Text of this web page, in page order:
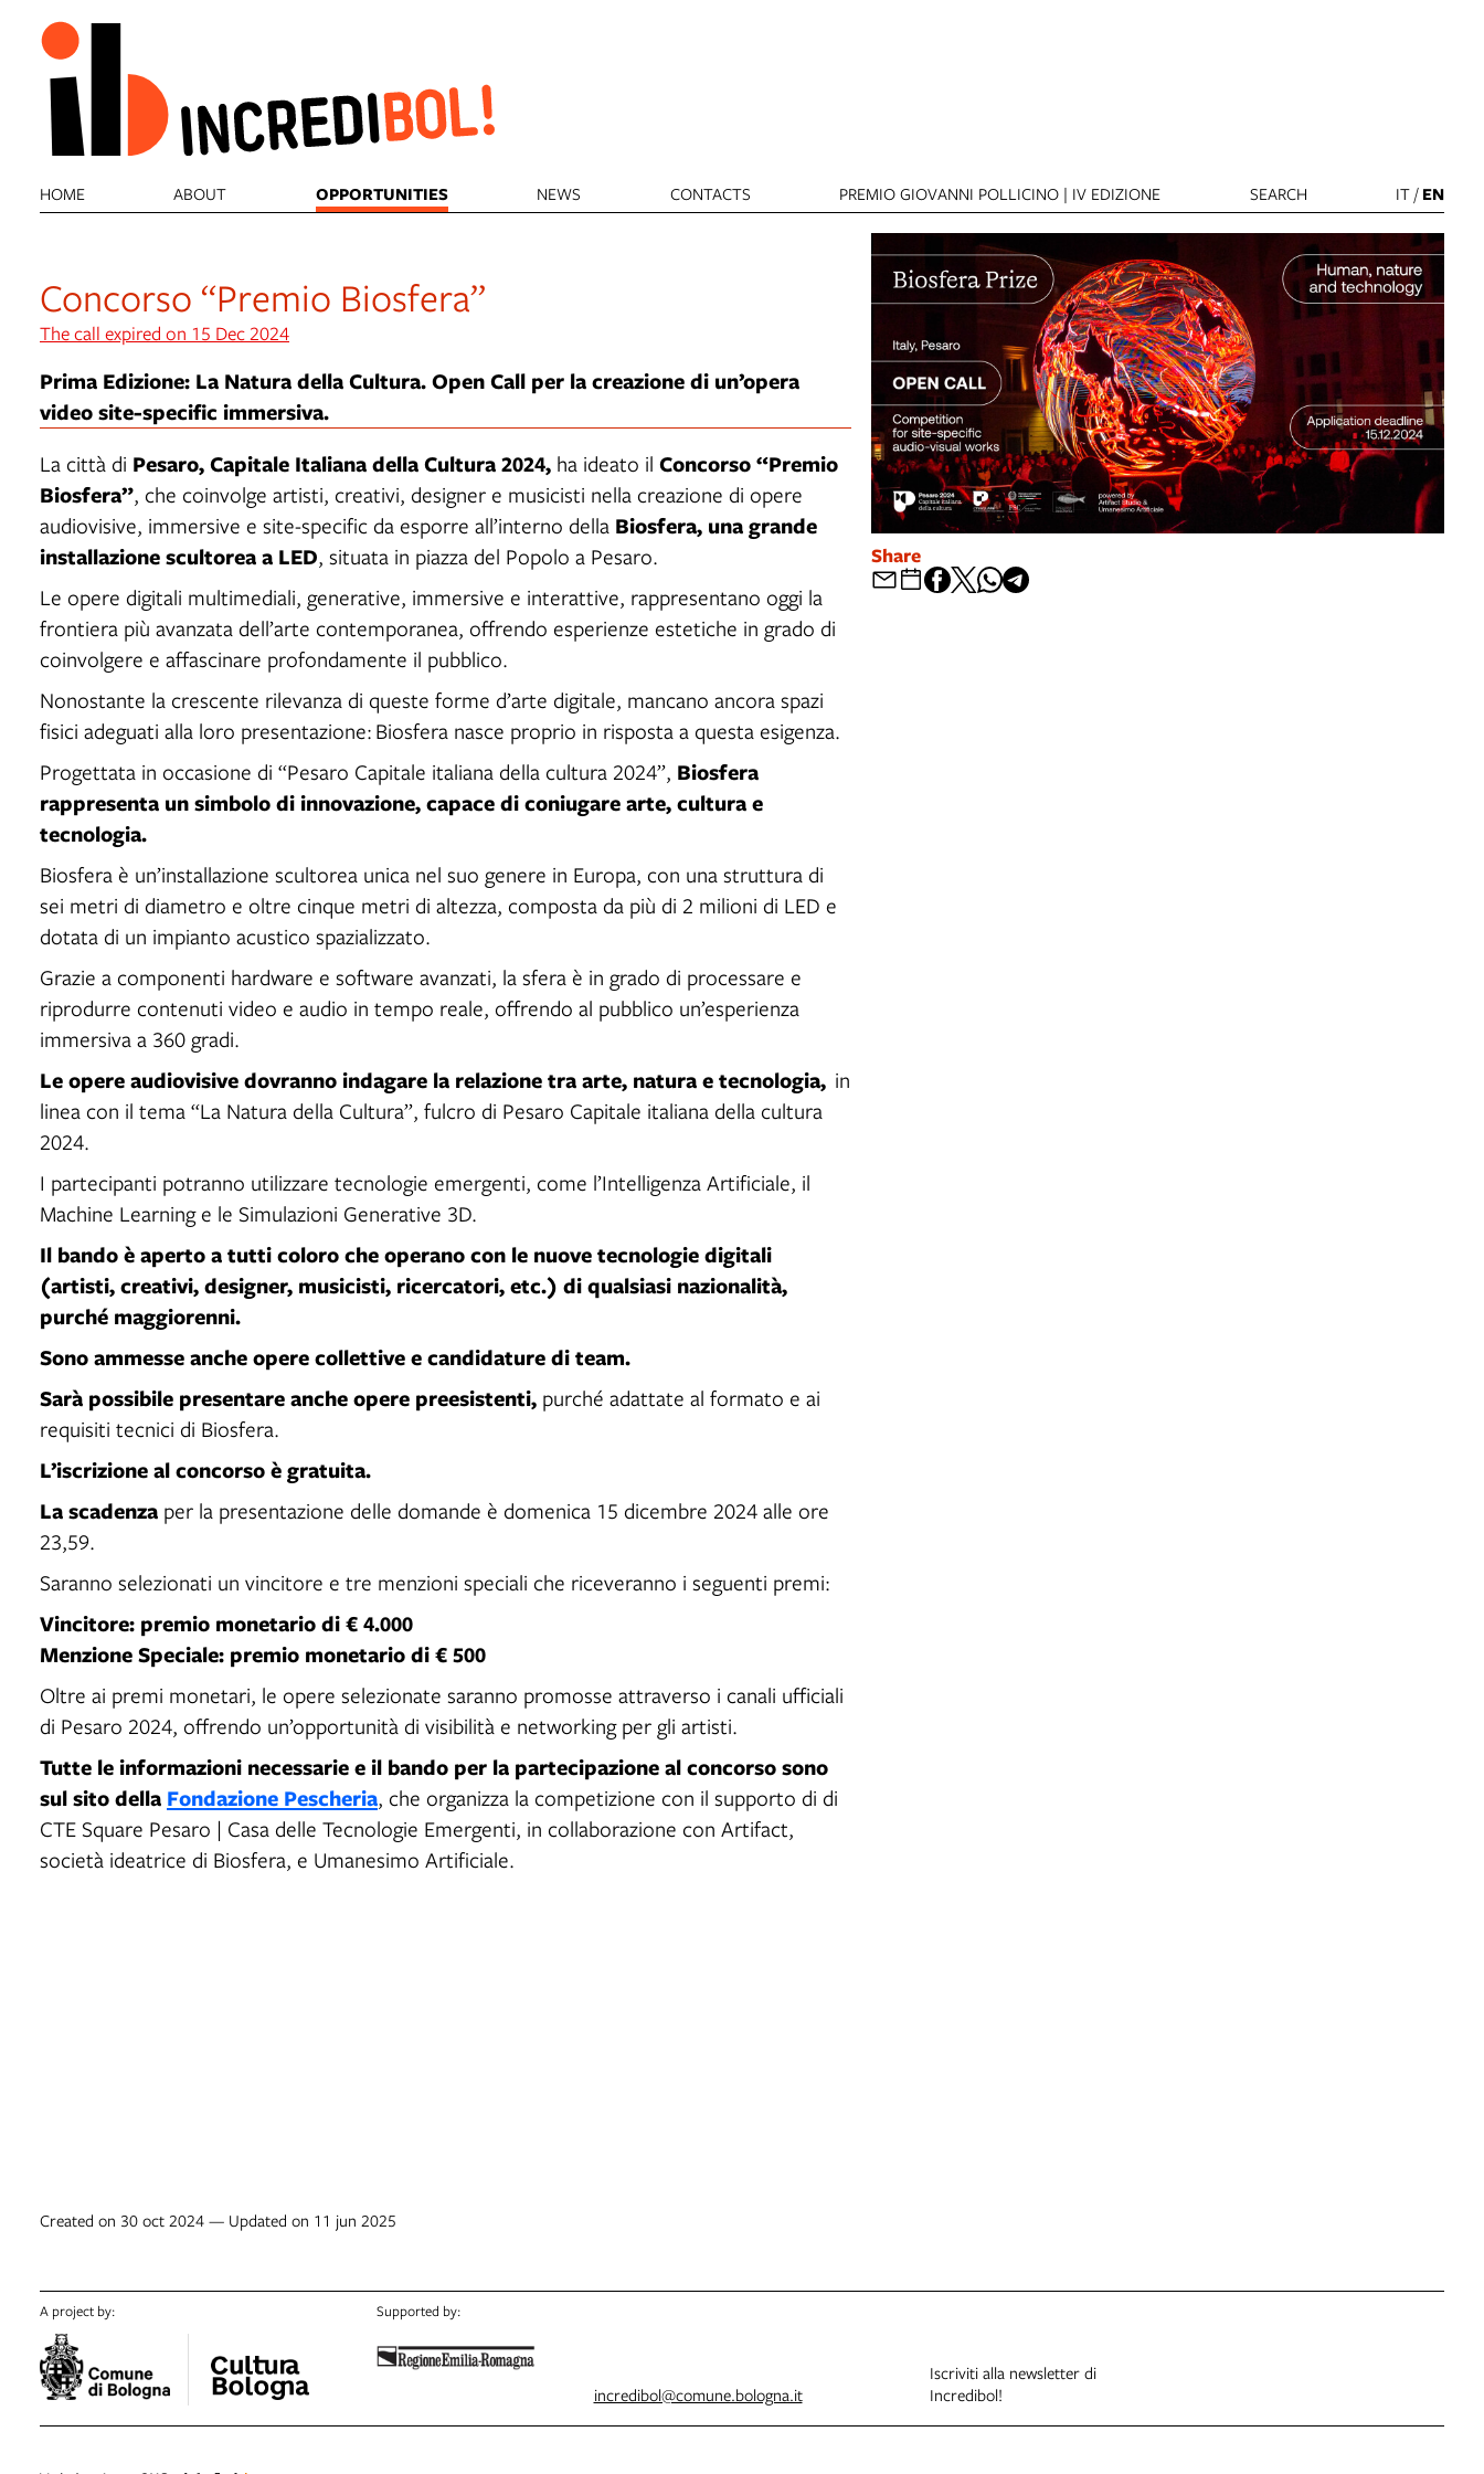
HOME ABOUT OPPORTUNITIES NEWS CONTACTS PREMIO GIOVANNI POLLICINO | IV EDIZIONE SEARCH IT/ EN
Concorso “Premio Biosfera”
The call expired on 15 Dec 2024
Prima Edizione: La Natura della Cultura. Open Call per la creazione di un’opera
video site-specific immersiva.
La città di Pesaro, Capitale Italiana della Cultura 2024, ha ideato il Concorso “Premio
Biosfera”, che coinvolge artisti, creativi, designer e musicisti nella creazione di opere
audiovisive, immersive e site-specific da esporre all’interno della Biosfera, una grande
installazione scultorea a LED, situata in piazza del Popolo a Pesaro.
Le opere digitali multimediali, generative, immersive e interattive, rappresentano oggi la
frontiera più avanzata dell’arte contemporanea, offrendo esperienze estetiche in grado di
coinvolgere e affascinare profondamente il pubblico.
Nonostante la crescente rilevanza di queste forme d’arte digitale, mancano ancora spazi
fisici adeguati alla loro presentazione: Biosfera nasce proprio in risposta a questa esigenza.
Progettata in occasione di “Pesaro Capitale italiana della cultura 2024”, Biosfera
rappresenta un simbolo di innovazione, capace di coniugare arte, cultura e
tecnologia.
Biosfera è un’installazione scultorea unica nel suo genere in Europa, con una struttura di
sei metri di diametro e oltre cinque metri di altezza, composta da più di 2 milioni di LED e
dotata di un impianto acustico spazializzato.
Grazie a componenti hardware e software avanzati, la sfera è in grado di processare e
riprodurre contenuti video e audio in tempo reale, offrendo al pubblico un’esperienza
immersiva a 360 gradi.
Le opere audiovisive dovranno indagare la relazione tra arte, natura e tecnologia, in
linea con il tema “La Natura della Cultura”, fulcro di Pesaro Capitale italiana della cultura
2024.
I partecipanti potranno utilizzare tecnologie emergenti, come l’Intelligenza Artificiale, il
Machine Learning e le Simulazioni Generative 3D.
Il bando è aperto a tutti coloro che operano con le nuove tecnologie digitali
(artisti, creativi, designer, musicisti, ricercatori, etc.) di qualsiasi nazionalità,
purché maggiorenni.
Sono ammesse anche opere collettive e candidature di team.
Sarà possibile presentare anche opere preesistenti, purché adattate al formato e ai
requisiti tecnici di Biosfera.
L’iscrizione al concorso è gratuita.
La scadenza per la presentazione delle domande è domenica 15 dicembre 2024 alle ore
23,59.
Saranno selezionati un vincitore e tre menzioni speciali che riceveranno i seguenti premi:
Vincitore: premio monetario di € 4.000
Menzione Speciale: premio monetario di € 500
Oltre ai premi monetari, le opere selezionate saranno promosse attraverso i canali ufficiali
di Pesaro 2024, offrendo un’opportunità di visibilità e networking per gli artisti.
Tutte le informazioni necessarie e il bando per la partecipazione al concorso sono
sul sito della Fondazione Pescheria, che organizza la competizione con il supporto di di
CTE Square Pesaro | Casa delle Tecnologie Emergenti, in collaborazione con Artifact,
società ideatrice di Biosfera, e Umanesimo Artificiale.
Share
Created on 30 oct 2024 — Updated on 11 jun 2025
A project by: Supported by:
incredibol@comune.bologna.it
Iscriviti alla newsletter di
Incredibol!